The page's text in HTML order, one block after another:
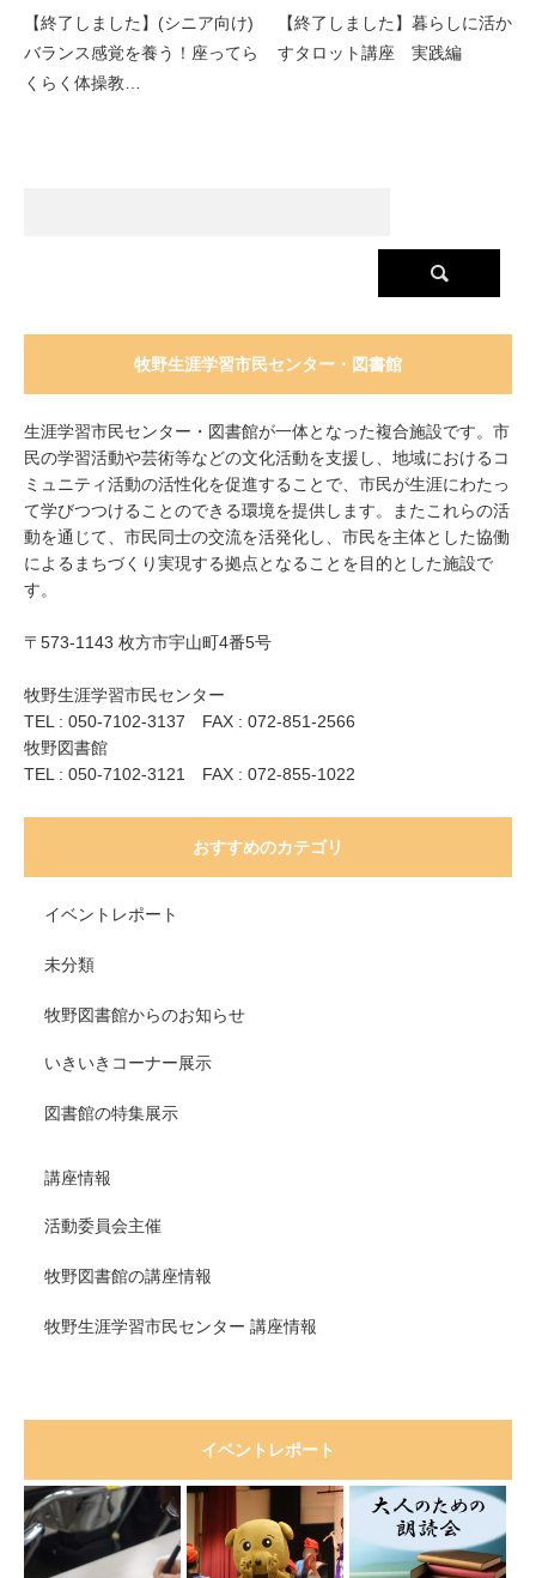
【終了しました】(シニア向け)
バランス感覚を養う！座ってら
くらく体操教…
【終了しました】暮らしに活か
すタロット講座 実践編
牧野生涯学習市民センター・図書館
生涯学習市民センター・図書館が一体となった複合施設です。市
民の学習活動や芸術等などの文化活動を支援し、地域におけるコ
ミュニティ活動の活性化を促進することで、市民が生涯にわたっ
て学びつつけることのできる環境を提供します。またこれらの活
動を通じて、市民同士の交流を活発化し、市民を主体とした協働
によるまちづくり実現する拠点となることを目的とした施設で
す。
〒573-1143 枚方市宇山町4番5号
牧野生涯学習市民センター
TEL : 050-7102-3137 FAX : 072-851-2566
牧野図書館
TEL : 050-7102-3121 FAX : 072-855-1022
おすすめのカテゴリ
イベントレポート
未分類
牧野図書館からのお知らせ
いきいきコーナー展示
図書館の特集展示
講座情報
活動委員会主催
牧野図書館の講座情報
牧野生涯学習市民センター 講座情報
イベントレポート